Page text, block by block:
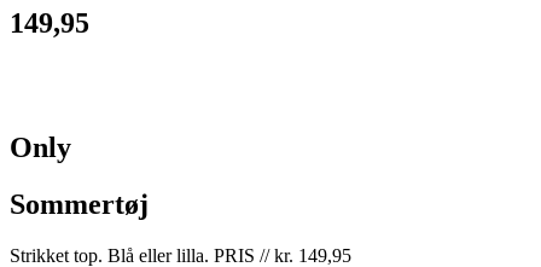
149,95
Only
Sommertøj
Strikket top. Blå eller lilla. PRIS // kr. 149,95